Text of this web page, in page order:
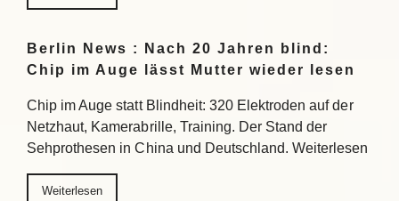
Berlin News : Nach 20 Jahren blind:
Chip im Auge lässt Mutter wieder lesen
Chip im Auge statt Blindheit: 320 Elektroden auf der
Netzhaut, Kamerabrille, Training. Der Stand der
Sehprothesen in China und Deutschland. Weiterlesen
Weiterlesen